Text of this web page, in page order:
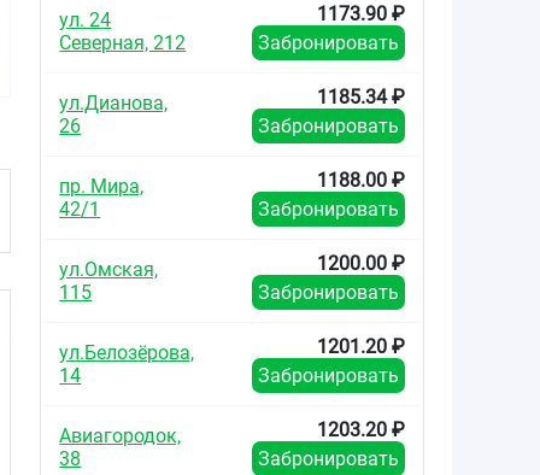
Анальгин таблетки
500мг №20
Баралгин М
таблетки 500мг
№20
ул. 24
Северная, 212
1173.90 ₽
Забронировать
ул.Дианова,
26
1185.34 ₽
Забронировать
пр. Мира,
42/1
1188.00 ₽
Забронировать
ул.Омская,
115
1200.00 ₽
Забронировать
ул.Белозёрова,
14
1201.20 ₽
Забронировать
Авиагородок,
38
1203.20 ₽
Забронировать